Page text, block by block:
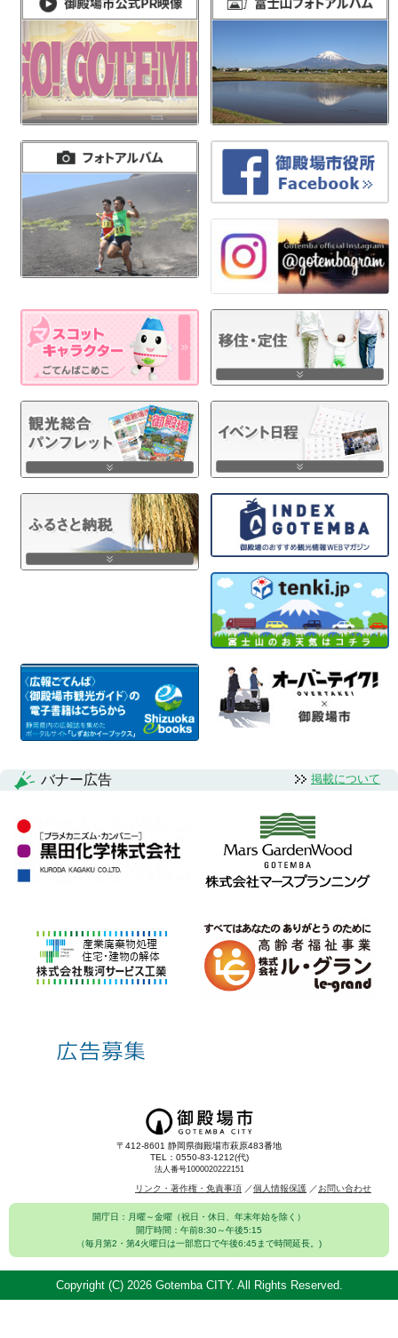
バナー広告 掲載について
〒412-8601 静岡県御殿場市萩原483番地
TEL：0550-83-1212(代)
法人番号1000020222151
リンク・著作権・免責事項 個人情報保護 お問い合わせ
開庁日：月曜～金曜（祝日・休日、年末年始を除く）
開庁時間：午前8:30～午後5:15
（毎月第2・第4火曜日は一部窓口で午後6:45まで時間延長。)
Copyright (C) 2026 Gotemba CITY. All Rights Reserved.